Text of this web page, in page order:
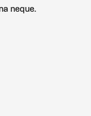
neque.